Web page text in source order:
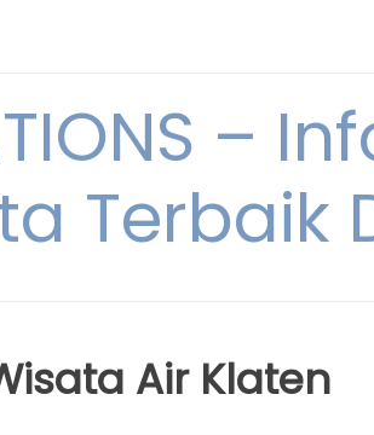
–
Terbaik
Air Klaten